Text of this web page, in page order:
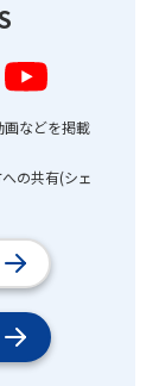
画などを掲載
の共有(シェ